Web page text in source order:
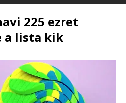
225 ezret
a lista kik